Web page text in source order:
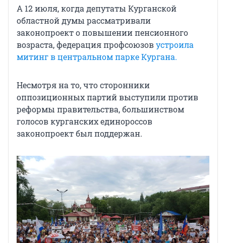
А 12 июля, когда депутаты Курганской
областной думы рассматривали
законопроект о повышении пенсионного
возраста, федерация профсоюзовустроила
митинг в центральном парке Кургана.
Несмотря на то, что сторонники
оппозиционных партий выступили против
реформы правительства, большинством
голосов курганских единороссов
законопроект был поддержан.